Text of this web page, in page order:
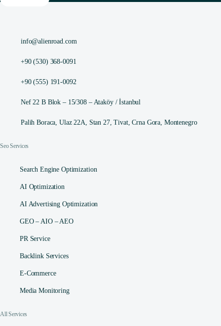
info@alienroad.com
+90 (530) 368-0091
+90 (555) 191-0092
Nef 22 B Blok – 15/308 – Ataköy / İstanbul
Palih Boraca, Ulaz 22A, Stan 27, Tivat, Crna Gora, Montenegro
Seo Services
Search Engine Optimization
AI Optimization
AI Advertising Optimization
GEO – AIO – AEO
PR Service
Backlink Services
E-Commerce
Media Monitoring
All Services